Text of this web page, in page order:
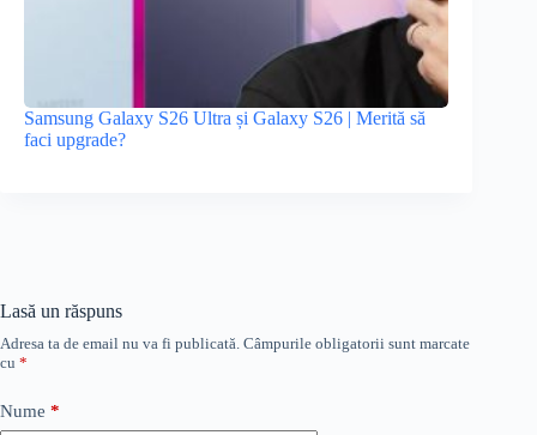
Samsung Galaxy S26 Ultra și Galaxy S26 | Merită să
faci upgrade?
Lasă un răspuns
Adresa ta de email nu va fi publicată. Câmpurile obligatorii sunt marcate
cu *
Nume *